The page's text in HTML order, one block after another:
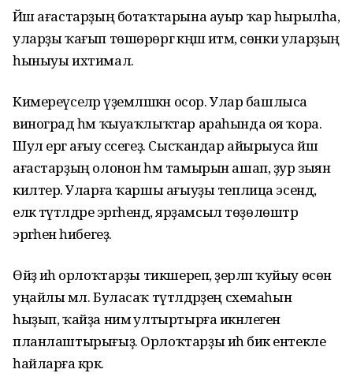
Йәш ағастарҙың ботаҡтарына ауыр ҡар һырылһа,
уларҙы ҡағып төшөрөргә кәңәш итәм, сөнки уларҙың
һыныуы ихтимал.
Кимереүселәр әүҙемләшкән осор. Улар башлыса
виноград һәм ҡыуаҡлыҡтар араһында оя ҡора.
Шул ергә ағыу сәсегеҙ. Сысҡандар айырыуса йәш
ағастарҙың олонон һәм тамырын ашап, ҙур зыян
килтерә. Уларға ҡаршы ағыуҙы теплица эсендә,
еләк түтәлдәре эргәһендә, ярҙамсыл төҙөлөштәр
эргәһенә һибегеҙ.
Өйҙә иһә орлоҡтарҙы тикшереп, әҙерләп ҡуйыу өсөн
уңайлы мәл. Буласаҡ түтәлдәрҙең схемаһын
һыҙып, ҡайҙа нимә ултыртырға икәнлеген
планлаштырығыҙ. Орлоҡтарҙы иһә бик ентекле
һайларға кәрәк.